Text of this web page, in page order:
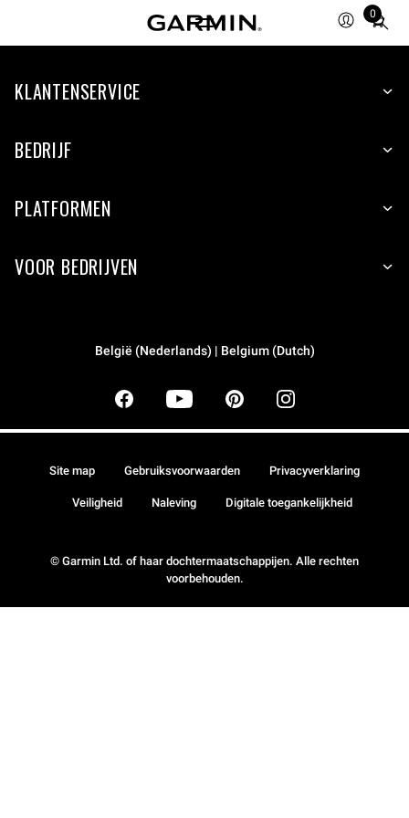
0
Total
items
cart:
KLANTENSERVICE
BEDRIJF
PLATFORMEN
VOOR BEDRIJVEN
België (Nederlands) | Belgium (Dutch)
© Garmin Ltd. of haar dochtermaatschappijen. Alle rechten
voorbehouden.
Site map Gebruiksvoorwaarden Privacyverklaring
Veiligheid Naleving Digitale toegankelijkheid